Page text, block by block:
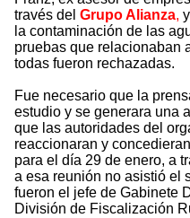
través del Grupo Alianza,
la contaminación de las
pruebas que relacionaban
todas fueron rechazadas.
Fue necesario que la
estudio y se generara una
que las autoridades del
reaccionaran y
para el día 29 de enero, a
a esa reunión no asistió el
fueron el jefe de Gabinete
División de Fiscalización